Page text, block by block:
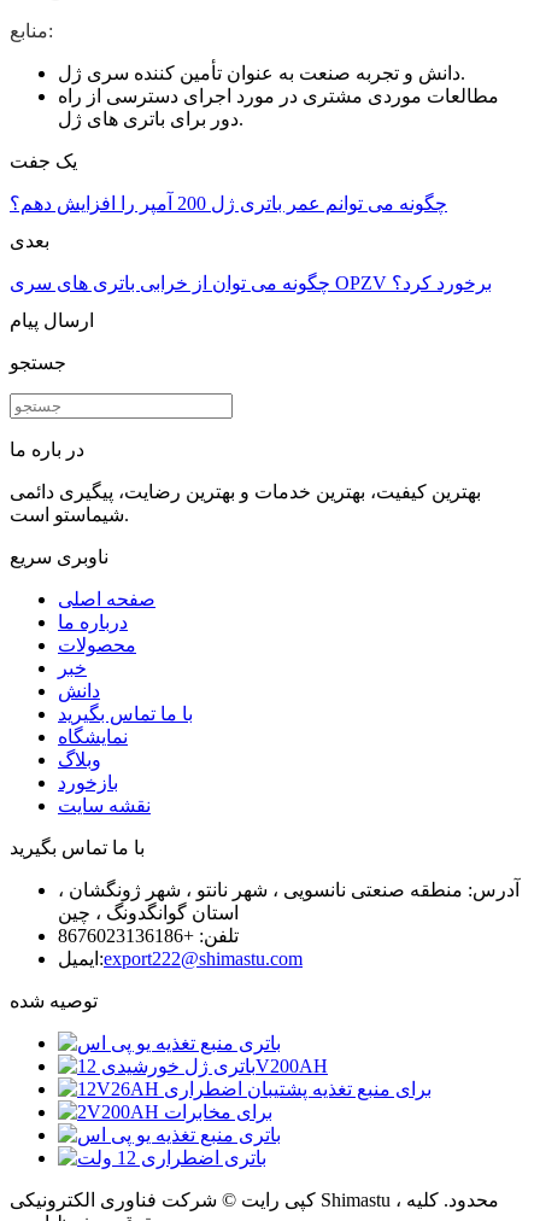
منابع:
دانش و تجربه صنعت به عنوان تأمین کننده سری ژل.
مطالعات موردی مشتری در مورد اجرای دسترسی از راه
دور برای باتری های ژل.
یک جفت
چگونه می توانم عمر باتری ژل 200 آمپر را افزایش دهم؟
بعدی
چگونه می توان از خرابی باتری های سری OPZV برخورد کرد؟
ارسال پیام
جستجو
در باره ما
بهترین کیفیت، بهترین خدمات و بهترین رضایت، پیگیری دائمی
شیماستو است.
ناوبری سریع
صفحه اصلی
درباره ما
محصولات
خبر
دانش
با ما تماس بگیرید
نمایشگاه
وبلاگ
بازخورد
نقشه سایت
با ما تماس بگیرید
آدرس: منطقه صنعتی نانسویی ، شهر نانتو ، شهر ژونگشان ،
استان گوانگدونگ ، چین
تلفن: +8676023136186
ایمیل:export222@shimastu.com
توصیه شده
کپی رایت © شرکت فناوری الکترونیکی Shimastu ، محدود. کلیه